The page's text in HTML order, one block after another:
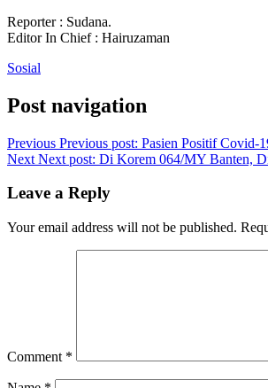
Reporter : Sudana.
Editor In Chief : Hairuzaman
Sosial
Post navigation
Previous Previous post: Pasien Positif Covid-
Next Next post: Di Korem 064/MY Banten,
Leave a Reply
Your email address will not be published.
Comment *